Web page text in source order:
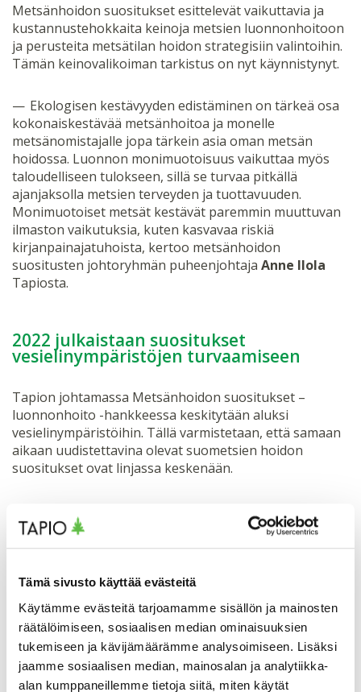
Tämä sivusto käyttää evästeitä
Käytämme evästeitä tarjoamamme sisällön ja mainosten
räätälöimiseen, sosiaalisen median ominaisuuksien
tukemiseen ja kävijämäärämme analysoimiseen. Lisäksi
jaamme sosiaalisen median, mainosalan ja analytiikka-
alan kumppaneillemme tietoja siitä, miten käytät
Metsänhoidon suositukset esittelevät vaikuttavia ja
kustannustehokkaita keinoja metsien luonnonhoitoon
ja perusteita metsätilan hoidon strategisiin valintoihin.
Tämän keinovalikoiman tarkistus on nyt käynnistynyt.
— Ekologisen kestävyyden edistäminen on tärkeä osa
kokonaiskestävää metsänhoitoa ja monelle
metsänomistajalle jopa tärkein asia oman metsän
hoidossa. Luonnon monimuotoisuus vaikuttaa myös
taloudelliseen tulokseen, sillä se turvaa pitkällä
ajanjaksolla metsien terveyden ja tuottavuuden.
Monimuotoiset metsät kestävät paremmin muuttuvan
ilmaston vaikutuksia, kuten kasvavaa riskiä
kirjanpainajatuhoista, kertoo metsänhoidon
suositusten johtoryhmän puheenjohtaja Anne Ilola
Tapiosta.
2022 julkaistaan suositukset
vesielinympäristöjen turvaamiseen
Tapion johtamassa Metsänhoidon suositukset –
luonnonhoito -hankkeessa keskitytään aluksi
vesielinympäristöihin. Tällä varmistetaan, että samaan
aikaan uudistettavina olevat suometsien hoidon
suositukset ovat linjassa keskenään.
elinympäristöjen laatua voidaan parantaa monilla
luonnonhoidon keinoilla. Esimerkiksi puron varteen
lainkaan tai sitä käsitellään tavallista varovaisemmin,
asiantuntijaHannes PasanenTapiosta.
Suositusten uudistaminen etenee normaaliin tapaan:
aluksi kootaan ja analysoidaan tutkimusnäyttö. Samalla